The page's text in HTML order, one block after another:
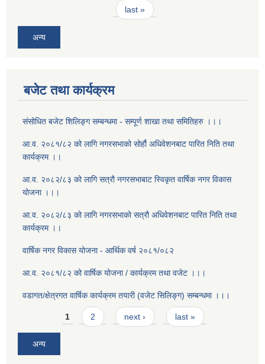
last »
अन्य
बजेट तथा कार्यक्रम
संसोधित बजेट शिलिङ्ग सम्बन्धमा - सम्पूर्ण शाखा तथा समितिहरु ।।।
आ.व. २०८१/८२ को लागि नगरसभाको सोर्हौ अधिवेशनबाट पारित निति तथा
कार्यक्रम ।।
आ.व. २०८२/८३ को लागि सत्रौ नगरसभाबाट स्विकृत वार्षिक नगर विकास
योजना ।।।
आ.व. २०८२/८३ को लागि नगरसभाको सत्रौ अधिवेशनबाट पारित निति तथा
कार्यक्रम ।।
वार्षिक नगर विकास योजना - आर्थिक वर्ष २०८१/०८२
आ.व. २०८१/८२ को वार्षिक योजना / कार्यक्रम तथा वजेट ।।।
वडागत/क्षेत्रगत वार्षिक कार्यक्रम तयारी (वजेट सिलिङ्ग) सम्बन्धमा ।।।
Pages1 2 next › last »
अन्य